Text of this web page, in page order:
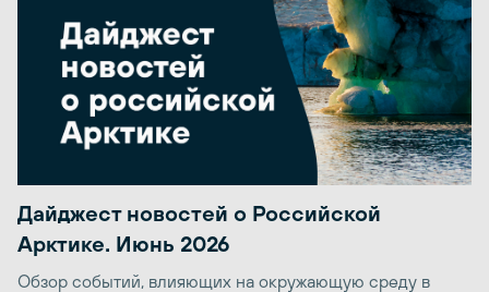
Дайджест новостей о Российской
Арктике. Июнь 2026
Обзор событий, влияющих на окружающую среду в